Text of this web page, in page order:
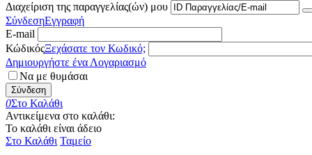
Διαχείριση της παραγγελίας(ών) μου
ΣύνδεσηΕγγραφή
E-mail
ΚώδικόςΞεχάσατε τον Κωδικό;
Δημιουργήστε ένα Λογαριασμό
Να με θυμάσαι
Σύνδεση
0Στο Καλάθι
Αντικείμενα στο καλάθι:
Το καλάθι είναι άδειο
Στο Καλάθι Ταμείο